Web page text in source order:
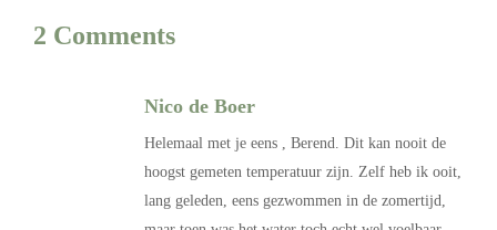
2 Comments
Nico de Boer
Helemaal met je eens , Berend. Dit kan nooit de
hoogst gemeten temperatuur zijn. Zelf heb ik ooit,
lang geleden, eens gezwommen in de zomertijd,